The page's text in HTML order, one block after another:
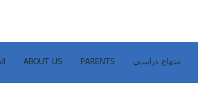
ABOUT US PARENTS منهاج دراسي